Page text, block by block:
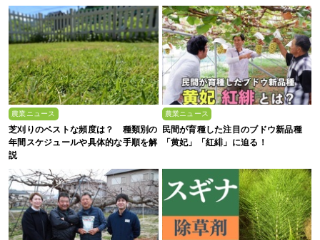
農業ニュース
芝刈りのベストな頻度は？ 種類別の
年間スケジュールや具体的な手順を解
説
農業ニュース
民間が育種した注目のブドウ新品種
「黄妃」「紅緋」に迫る！